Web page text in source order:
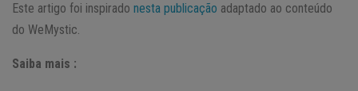
Este artigo foi inspirado nesta publicação adaptado ao conteúdo
do WeMystic.
Saiba mais :